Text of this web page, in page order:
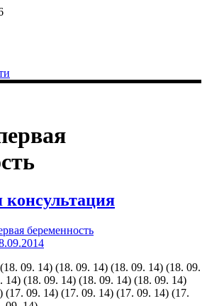
беременность
09. 14) (18. 09. 14) (18. 09. 14) (18. 09.
14) (18. 09. 14) (18. 09. 14) (18. 09. 14)
(17. 09. 14) (17. 09. 14) (17. 09. 14) (17.